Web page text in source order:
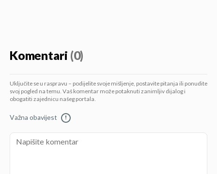
Komentari (0)
Uključite se u raspravu – podijelite svoje mišljenje, postavite pitanja ili ponudite
svoj pogled na temu. Vaš komentar može potaknuti zanimljiv dijalog i
obogatiti zajednicu našeg portala.
Važna obavijest !